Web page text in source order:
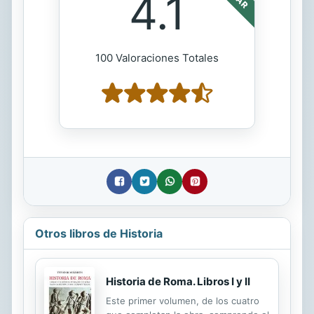
4.1
100 Valoraciones Totales
Otros libros de Historia
Historia de Roma. Libros I y II
Este primer volumen, de los cuatro